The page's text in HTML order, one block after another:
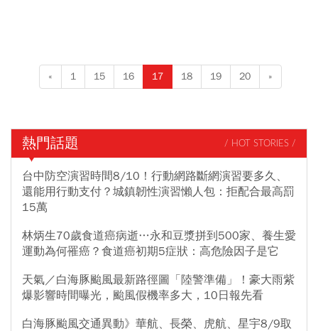
« 1 15 16 17 18 19 20 »
熱門話題 / HOT STORIES /
台中防空演習時間8/10！行動網路斷網演習要多久、
還能用行動支付？城鎮韌性演習懶人包：拒配合最高罰
15萬
林炳生70歲食道癌病逝…永和豆漿拼到500家、養生愛
運動為何罹癌？食道癌初期5症狀：高危險因子是它
天氣／白海豚颱風最新路徑圖「陸警準備」！豪大雨紫
爆影響時間曝光，颱風假機率多大，10日報先看
白海豚颱風交通異動》華航、長榮、虎航、星宇8/9取